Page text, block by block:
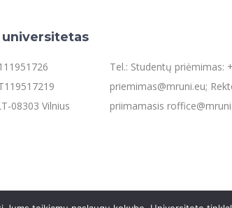
universitetas
08303 Vilnius
Tel.: Studentų priėmimas:
priemimas@mruni.eu;
priimamasis